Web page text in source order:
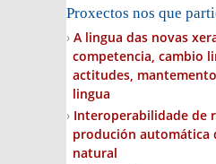
Proxectos nos que
A lingua das novas
competencia, cambio
actitudes,
lingua
Interoperabilidade de
produción automática
natural